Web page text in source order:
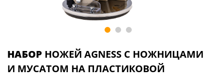
НАБОР НОЖЕЙ AGNESS С НОЖНИЦАМИ
И МУСАТОМ НА ПЛАСТИКОВОЙ